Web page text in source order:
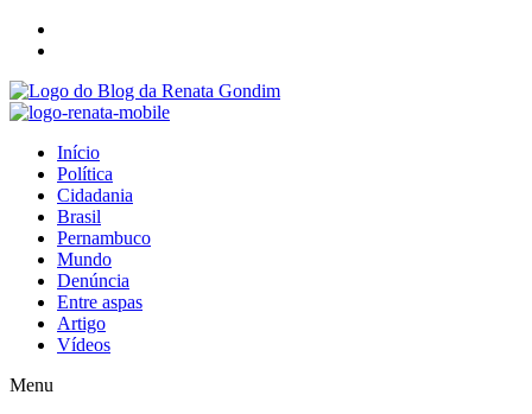
Início
Política
Cidadania
Brasil
Pernambuco
Mundo
Denúncia
Entre aspas
Artigo
Vídeos
Menu